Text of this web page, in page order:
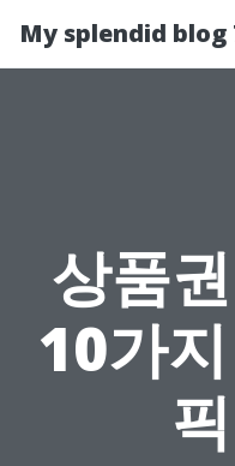
My splendid blog
상품
10가